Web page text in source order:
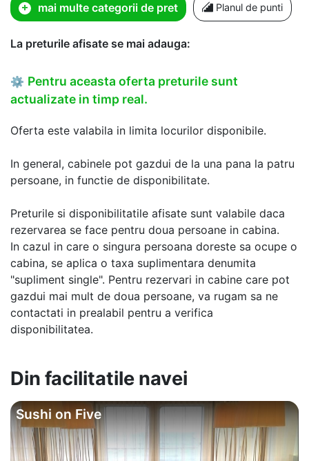
mai multe categorii de pret Planul de punti
La preturile afisate se mai adauga:
⚙ Pentru aceasta oferta preturile sunt
actualizate in timp real.
Oferta este valabila in limita locurilor disponibile.
In general, cabinele pot gazdui de la una pana la patru
persoane, in functie de disponibilitate.
Preturile si disponibilitatile afisate sunt valabile daca
rezervarea se face pentru doua persoane in cabina.
In cazul in care o singura persoana doreste sa ocupe o
cabina, se aplica o taxa suplimentara denumita
"supliment single". Pentru rezervari in cabine care pot
gazdui mai mult de doua persoane, va rugam sa ne
contactati in prealabil pentru a verifica
disponibilitatea.
Din facilitatile navei
Sushi on Five